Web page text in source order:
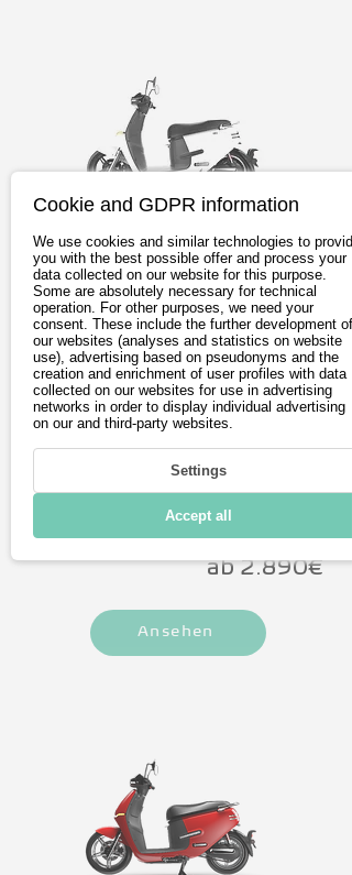
Horwin EK1
Peppiger e-Roller für Jung und Alt.
Highlights der EK1-Ausstattung:
rundum LED-Lichter, automatische
Lichtabschaltverzögerung,
Tempomat, Rückwärtsgang,
Helmstaufach unter dem Sitz und
modernes Design.
70 km
3 kW
ab 2.890€
Ansehen
Cookie and GDPR information
We use cookies and similar technologies to provide
you with the best possible offer and process your
data collected on our website for this purpose.
Some are absolutely necessary for technical
operation. For other purposes, we need your
consent. These include the further development of
our websites (analyses and statistics on website
use), advertising based on pseudonyms and the
creation and enrichment of user profiles with data
collected on our websites for use in advertising
networks in order to display individual advertising
on our and third-party websites.
Settings
Accept all